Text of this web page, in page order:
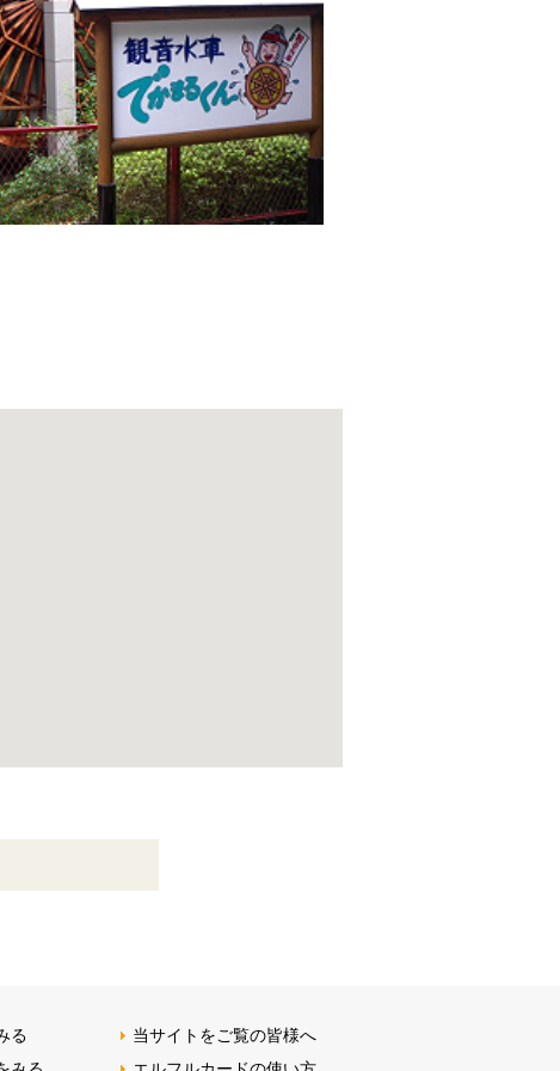
る
当サイトをご覧の皆様へ